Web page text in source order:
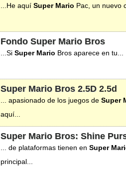
...He aquí Super Mario Pac, un nuevo
Fondo Super Mario Bros
...Si Super Mario Bros aparece en tu...
Super Mario Bros 2.5D 2.5d
... apasionado de los juegos de Super
aquí...
Super Mario Bros: Shine
... de plataformas tienen en Super
principal...